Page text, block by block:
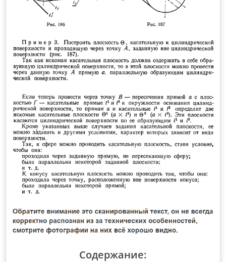
Содержание: